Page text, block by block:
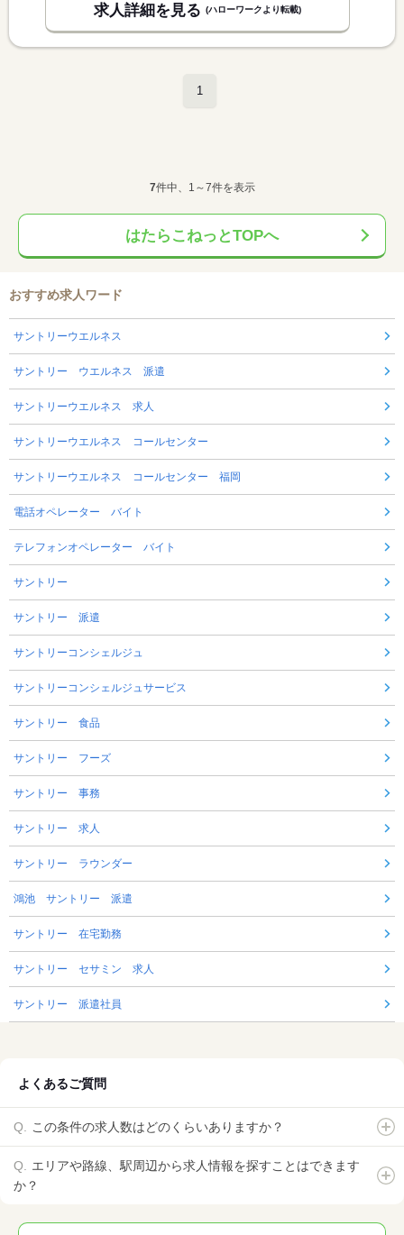
求人詳細を見る (ハローワークより転載)
1
7件中、1～7件を表示
はたらこねっとTOPへ
おすすめ求人ワード
サントリーウエルネス
サントリー ウエルネス 派遣
サントリーウエルネス 求人
サントリーウエルネス コールセンター
サントリーウエルネス コールセンター 福岡
電話オペレーター バイト
テレフォンオペレーター バイト
サントリー
サントリー 派遣
サントリーコンシェルジュ
サントリーコンシェルジュサービス
サントリー 食品
サントリー フーズ
サントリー 事務
サントリー 求人
サントリー ラウンダー
鴻池 サントリー 派遣
サントリー 在宅勤務
サントリー セサミン 求人
サントリー 派遣社員
よくあるご質問
この条件の求人数はどのくらいありますか？
エリアや路線、駅周辺から求人情報を探すことはできます
か？